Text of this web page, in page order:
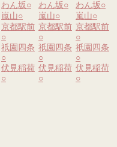
わん坂○
嵐山○
京都駅前
○
祇園四条
○
伏見稲荷
○
わん坂○
嵐山○
京都駅前
○
祇園四条
○
伏見稲荷
○
わん坂○
嵐山○
京都駅前
○
祇園四条
○
伏見稲荷
○